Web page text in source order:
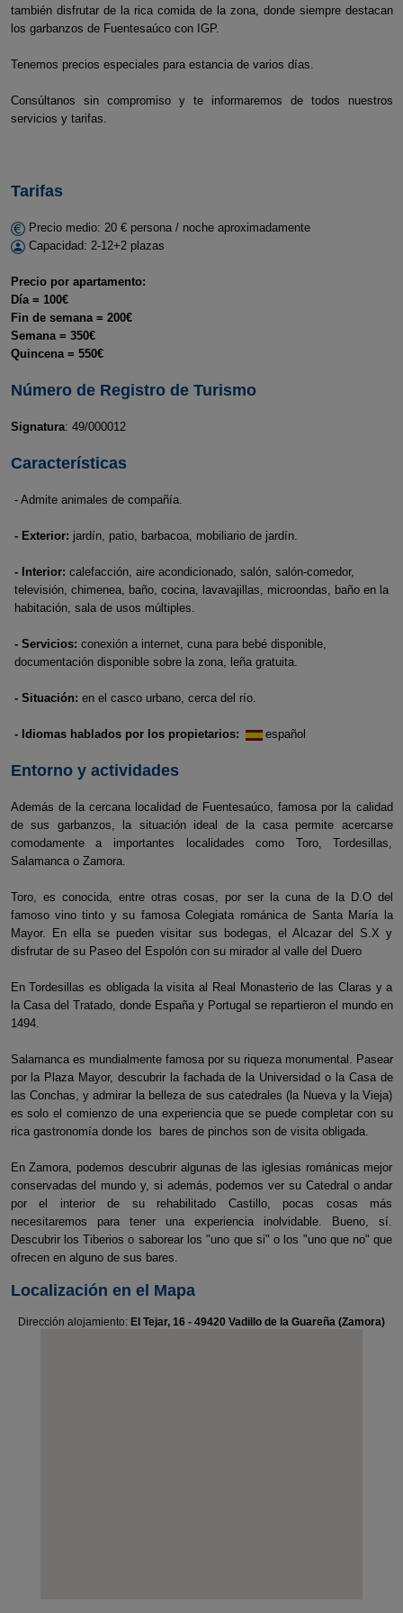
también disfrutar de la rica comida de la zona, donde siempre destacan
los garbanzos de Fuentesaúco con IGP.
Tenemos precios especiales para estancia de varios días.
Consúltanos sin compromiso y te informaremos de todos nuestros
servicios y tarifas.
Tarifas
Precio medio: 20 € persona / noche aproximadamente
Capacidad: 2-12+2 plazas
Precio por apartamento:
Día = 100€
Fin de semana = 200€
Semana = 350€
Quincena = 550€
Número de Registro de Turismo
Signatura: 49/000012
Características
- Admite animales de compañía.
- Exterior: jardín, patio, barbacoa, mobiliario de jardín.
- Interior: calefacción, aire acondicionado, salón, salón-comedor,
televisión, chimenea, baño, cocina, lavavajillas, microondas, baño en la
habitación, sala de usos múltiples.
- Servicios: conexión a internet, cuna para bebé disponible,
documentación disponible sobre la zona, leña gratuita.
- Situación: en el casco urbano, cerca del río.
- Idiomas hablados por los propietarios: español
Entorno y actividades
Además de la cercana localidad de Fuentesaúco, famosa por la calidad
de sus garbanzos, la situación ideal de la casa permite acercarse
comodamente a importantes localidades como Toro, Tordesillas,
Salamanca o Zamora.
Toro, es conocida, entre otras cosas, por ser la cuna de la D.O del
famoso vino tinto y su famosa Colegiata románica de Santa María la
Mayor. En ella se pueden visitar sus bodegas, el Alcazar del S.X y
disfrutar de su Paseo del Espolón con su mirador al valle del Duero
En Tordesillas es obligada la visita al Real Monasterio de las Claras y a
la Casa del Tratado, donde España y Portugal se repartieron el mundo en
1494.
Salamanca es mundialmente famosa por su riqueza monumental. Pasear
por la Plaza Mayor, descubrir la fachada de la Universidad o la Casa de
las Conchas, y admirar la belleza de sus catedrales (la Nueva y la Vieja)
es solo el comienzo de una experiencia que se puede completar con su
rica gastronomía donde los bares de pinchos son de visita obligada.
En Zamora, podemos descubrir algunas de las iglesias románicas mejor
conservadas del mundo y, si además, podemos ver su Catedral o andar
por el interior de su rehabilitado Castillo, pocas cosas más
necesitaremos para tener una experiencia inolvidable. Bueno, sí.
Descubrir los Tiberios o saborear los "uno que si" o los "uno que no" que
ofrecen en alguno de sus bares.
Localización en el Mapa
Dirección alojamiento: El Tejar, 16 - 49420 Vadillo de la Guareña (Zamora)